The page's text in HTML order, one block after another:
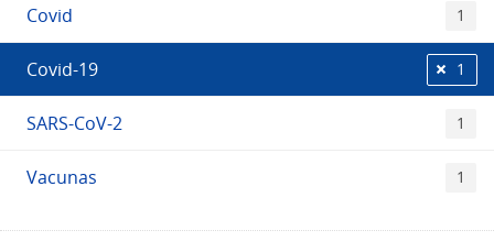
Covid 1
Covid-19 1
SARS-CoV-2 1
Vacunas 1